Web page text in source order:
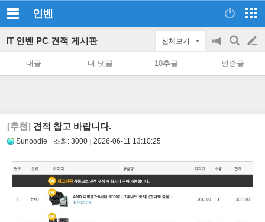
인벤
IT 인벤 PC 견적 게시판 전체보기
공
on/off
검
색
글
쓰
내글 내 댓글 10추글 인증글
[추천] 견적 참고 바랍니다.
Sunoodle 조회: 3000 2026-06-11 13:10:25